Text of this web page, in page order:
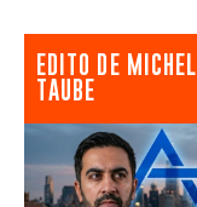
EDITO DE MICHEL
TAUBE